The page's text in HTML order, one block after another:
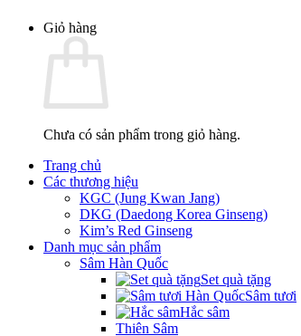
Giỏ hàng
Chưa có sản phẩm trong giỏ hàng.
Trang chủ
Các thương hiệu
KGC (Jung Kwan Jang)
DKG (Daedong Korea Ginseng)
Kim’s Red Ginseng
Danh mục sản phẩm
Sâm Hàn Quốc
Set quà tặng
Sâm tươi
Hắc sâm
Thiên Sâm